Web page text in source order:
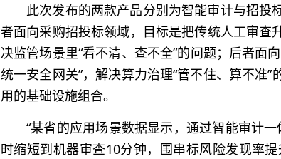
此次发布的两款产品分别为智能审计与招投
者面向采购招投标领域，目标是把传统人工审查
决监管场景里“看不清、查不全”的问题；后者面
统一安全网关”，解决算力治理“管不住、算不准
用的基础设施组合。
“某省的应用场景数据显示，通过智能审计
时缩短到机器审查10分钟，围串标风险发现率提